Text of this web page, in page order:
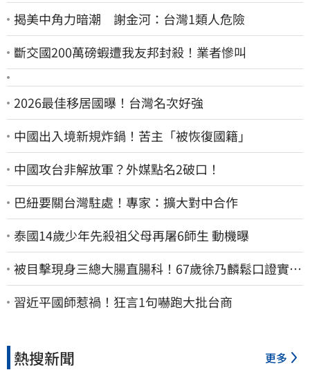
揭美中角力暗潮 謝金河：台灣1類人危險
斷交國200萬磅蝦遭我友邦封殺！業者慘叫
2026最佳移居國曝！台灣名次好強
中國出入境新規炸鍋！苦主「被恢復國籍」
中國攻台非解放軍？外媒點名2破口！
巴紐要關台灣駐處！專家：擴大對中合作
泰國14歲少年先殺祖父母再屠6師生 動機曝
被目擊現身三總大腸直腸科！67歲徐乃麟鬆口證實
了 真實體況曝光
習近平國師惹禍！狂言1句嚇跑大批台商
熱搜新聞 更多